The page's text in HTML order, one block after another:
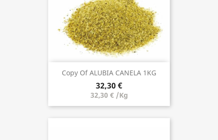
Copy Of ALUBIA CANELA 1KG
32,30 €
32,30 € /Kg